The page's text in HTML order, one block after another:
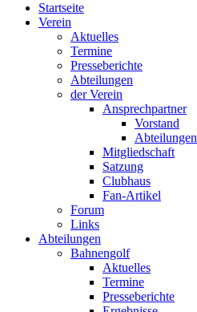
Startseite
Verein
Aktuelles
Termine
Presseberichte
Abteilungen
der Verein
Ansprechpartner
Vorstand
Abteilungen
Mitgliedschaft
Satzung
Clubhaus
Fan-Artikel
Forum
Links
Abteilungen
Bahnengolf
Aktuelles
Termine
Presseberichte